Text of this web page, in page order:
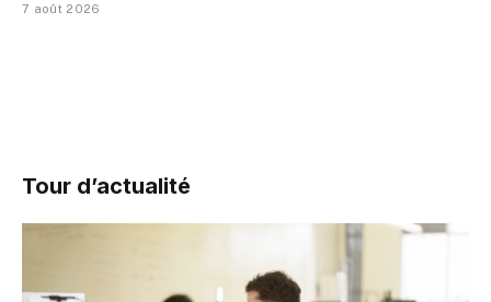
7 août 2026
Tour d’actualité